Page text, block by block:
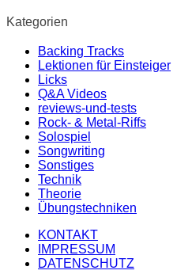
Kategorien
Backing Tracks
Lektionen für Einsteiger
Licks
Q&A Videos
reviews-und-tests
Rock- & Metal-Riffs
Solospiel
Songwriting
Sonstiges
Technik
Theorie
Übungstechniken
KONTAKT
IMPRESSUM
DATENSCHUTZ